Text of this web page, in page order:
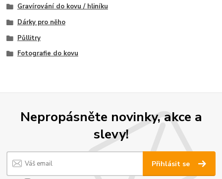
Gravírování do kovu / hliníku
Dárky pro něho
Půllitry
Fotografie do kovu
Nepropásněte novinky, akce a
slevy!
Přihlásit se